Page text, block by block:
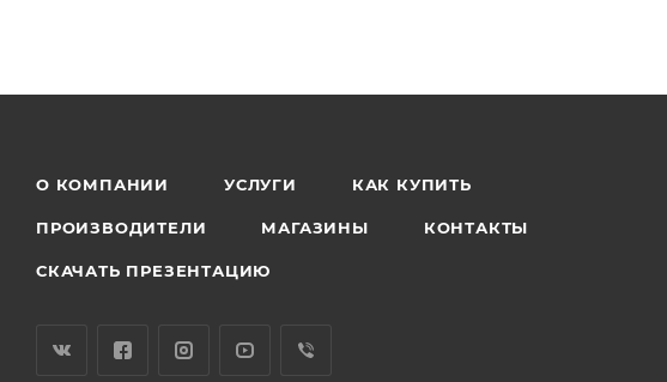
О КОМПАНИИ УСЛУГИ КАК КУПИТЬ
ПРОИЗВОДИТЕЛИ МАГАЗИНЫ КОНТАКТЫ
СКАЧАТЬ ПРЕЗЕНТАЦИЮ